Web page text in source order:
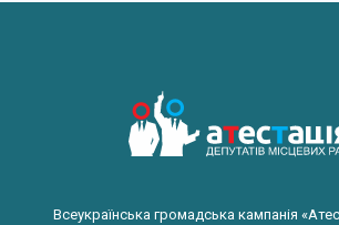
Всеукраїнська громадська кампанія